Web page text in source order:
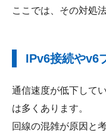
ここでは、その対処
IPv6接続やv6
通信速度が低下して
は多くあります。
回線の混雑が原因と